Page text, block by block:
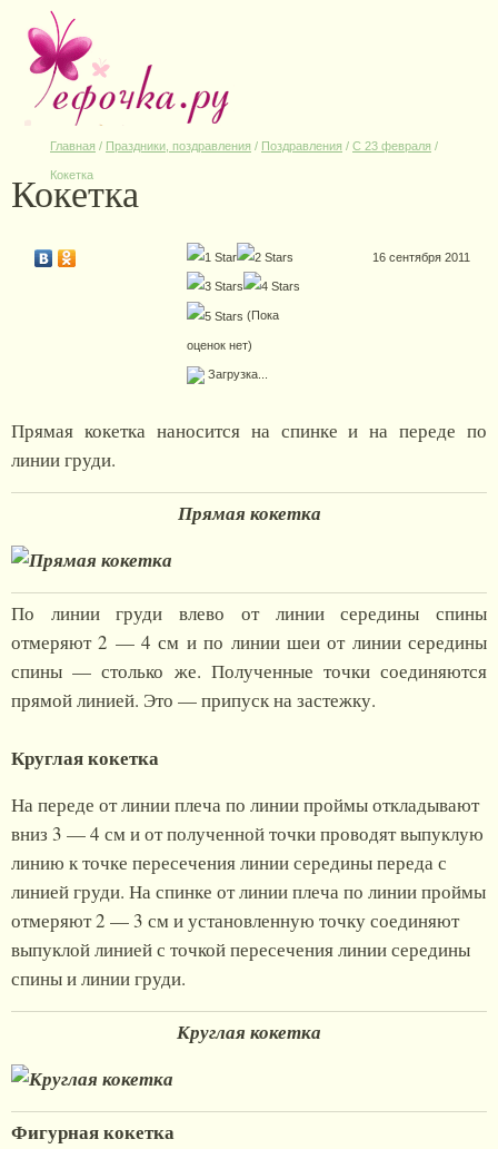
Главная / Праздники, поздравления / Поздравления / С 23 февраля /
Кокетка
Кокетка
(Пока
оценок нет)
Загрузка...
16 сентября 2011
Прямая кокетка наносится на спинке и на переде по
линии груди.
Прямая кокетка
По линии груди влево от линии середины спины
отмеряют 2 — 4 см и по линии шеи от линии середины
спины — столько же. Полученные точки соединяются
прямой линией. Это — припуск на застежку.
Круглая кокетка
На переде от линии плеча по линии проймы откладывают
вниз 3 — 4 см и от полученной точки проводят выпуклую
линию к точке пересечения линии середины переда с
линией груди. На спинке от линии плеча по линии проймы
отмеряют 2 — 3 см и установленную точку соединяют
выпуклой линией с точкой пересечения линии середины
спины и линии груди.
Круглая кокетка
Фигурная кокетка